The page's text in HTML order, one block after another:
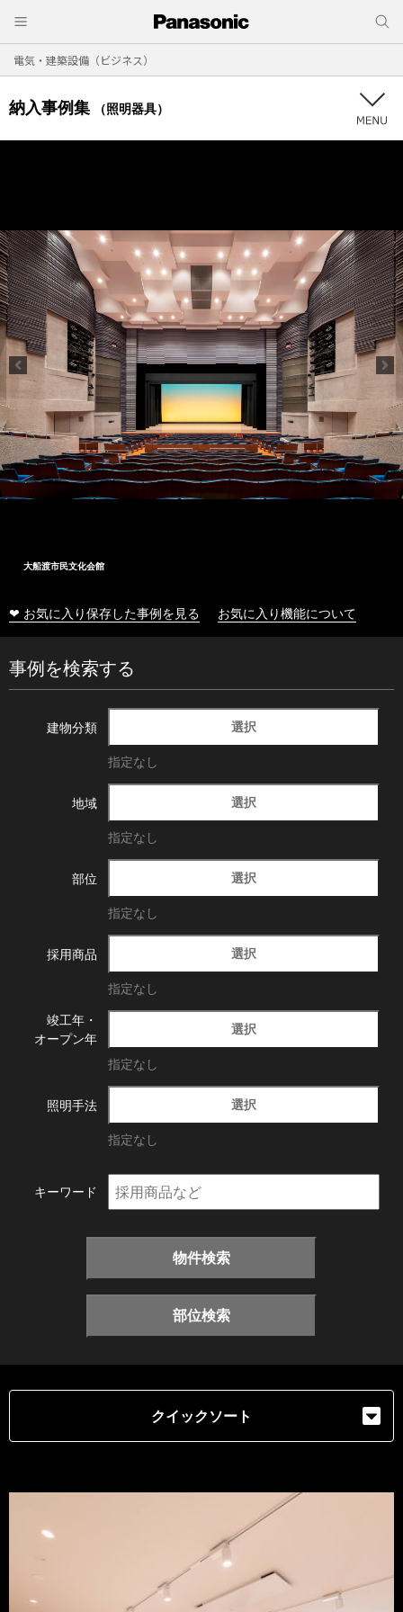
電気・建築設備（ビジネス）
納入事例集 （照明器具）
大船渡市民文化会館
❤ お気に入り保存した事例を見る お気に入り機能について
事例を検索する
建物分類 選択
指定なし
地域 選択
指定なし
部位 選択
指定なし
採用商品 選択
指定なし
竣工年・
オープン年
選択
指定なし
照明手法 選択
指定なし
キーワード
物件検索
部位検索
クイックソート